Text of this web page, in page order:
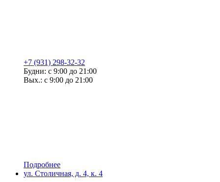
+7 (931) 298-32-32
Будни: с 9:00 до 21:00
Вых.: с 9:00 до 21:00
Подробнее
ул. Столичная, д. 4, к. 4